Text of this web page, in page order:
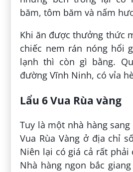
băm, tôm băm và nấm
Khi ăn được thưởng thức
chiếc nem rán nóng hổi
lạnh thì còn gì bằng.
đường Vĩnh Ninh, có vỉa
Lẩu 6 Vua Rùa vàng
Tuy là một nhà hàng
Vua Rùa Vàng ở địa chỉ
Niên lại có giá cả rất phải
Nhà hàng ngon bắc